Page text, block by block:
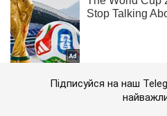
Підписуйся на наш